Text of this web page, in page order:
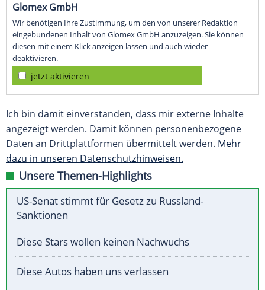
Glomex GmbH
Wir benötigen Ihre Zustimmung, um den von unserer Redaktion
eingebundenen Inhalt von Glomex GmbH anzuzeigen. Sie können
diesen mit einem Klick anzeigen lassen und auch wieder
deaktivieren.
jetzt aktivieren
Ich bin damit einverstanden, dass mir externe Inhalte
angezeigt werden. Damit können personenbezogene
Daten an Drittplattformen übermittelt werden. Mehr
dazu in unseren Datenschutzhinweisen.
Unsere Themen-Highlights
US-Senat stimmt für Gesetz zu Russland-
Sanktionen
Diese Stars wollen keinen Nachwuchs
Diese Autos haben uns verlassen